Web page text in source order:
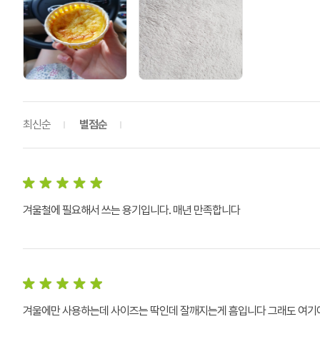
최신순 별점순
겨울철에 필요해서 쓰는 용기입니다. 매년 만족합니다
겨울에만 사용하는데 사이즈는 딱인데 잘깨지는게 흠입니다 그래도 여